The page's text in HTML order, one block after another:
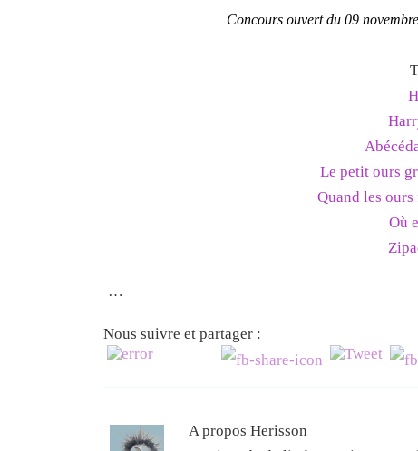
Concours ouvert du 09
Le petit ours
Quand les
Où
…
Nous suivre et partager :
A propos Herisson